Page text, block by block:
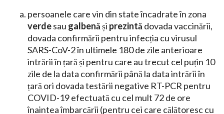
persoanele care vin din state încadrate în zona
verdesau galbenăși prezintă dovada vaccinării,
dovada confirmării pentru infecția cu virusul
SARS-CoV-2 în ultimele 180 de zile anterioare
intrării în țară și pentru care au trecut cel puțin 10
zile de la data confirmării până la data intrării în
țară ori dovada testării negative RT-PCR pentru
COVID-19 efectuată cu cel mult 72 de ore
înaintea îmbarcării (pentru cei care călătoresc cu